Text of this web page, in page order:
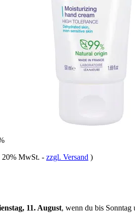
20% MwSt. - zzgl. Versand )
11. August, wenn du bis Sonntag